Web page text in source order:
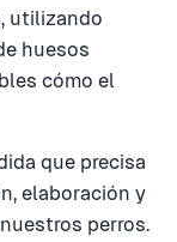
utilizando
huesos
cómo el
que precisa
elaboración y
perros.